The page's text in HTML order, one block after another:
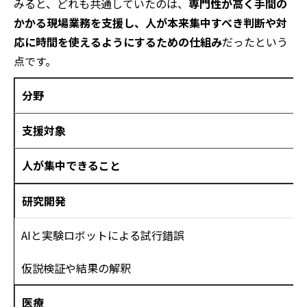
かかる現場業務を支援し、人が本来集中すべき判断や対
応に時間を使えるようにするための仕組みだったという
点です。
分野
支援対象
人が集中できること
研究開発
AIと実験ロボットによる試行錯誤
仮説検証や結果の解釈
医療